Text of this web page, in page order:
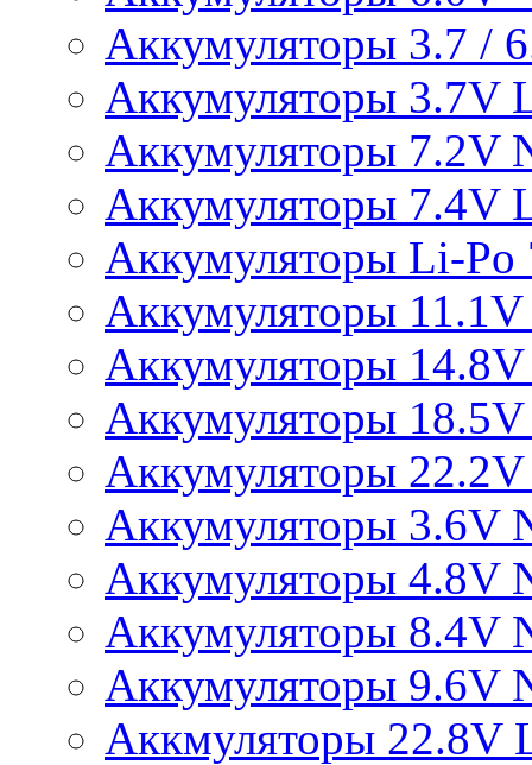
Аккумуляторы 3.7 /
Аккумуляторы 3.7V
Аккумуляторы 7.2V
Аккумуляторы 7.4V
Аккумуляторы Li-Po
Аккумуляторы
Аккумуляторы
Аккумуляторы
Аккумуляторы
Аккумуляторы 3.6V
Аккумуляторы 4.8V
Аккумуляторы 8.4V
Аккумуляторы 9.6V
Аккмуляторы 22.8V